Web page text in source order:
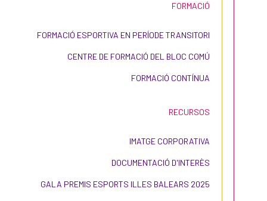
FORMACIÓ
FORMACIÓ ESPORTIVA EN PERÍODE TRANSITORI
CENTRE DE FORMACIÓ DEL BLOC COMÚ
FORMACIÓ CONTÍNUA
RECURSOS
IMATGE CORPORATIVA
DOCUMENTACIÓ D'INTERÈS
GALA PREMIS ESPORTS ILLES BALEARS 2025